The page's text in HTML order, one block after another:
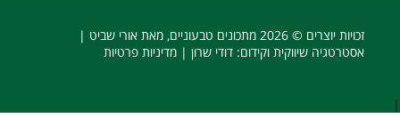
זכויות יוצרים © 2026 מתכונים טבעוניים, מאת אורי שביט |
אסטרטגיה שיווקית וקידום: דודי שרון | מדיניות פרטיות
|